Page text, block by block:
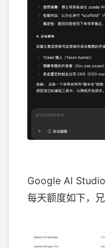
Google Al Studio
每天额度如下，